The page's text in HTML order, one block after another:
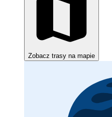
Zobacz trasy na mapie